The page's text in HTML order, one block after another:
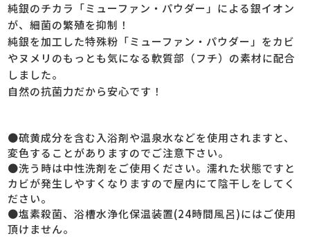
純銀のチカラ「ミューファン・パウダー」による銀イオン
が、細菌の繁殖を抑制！
純銀を加工した特殊粉「ミューファン・パウダー」をカビ
やヌメリのもっとも気になる軟質部（フチ）の素材に配合
しました。
自然の抗菌力だから安心です！
●硫黄成分を含む入浴剤や温泉水などを使用されますと、
変色することがありますのでご注意下さい。
●洗う時は中性洗剤をご使用ください。濡れた状態ですと
カビが発生しやすくなりますので屋内にて陰干しをしてく
ださい。
●塩素殺菌、浴槽水浄化保温装置(24時間風呂)にはご使用
頂けません。